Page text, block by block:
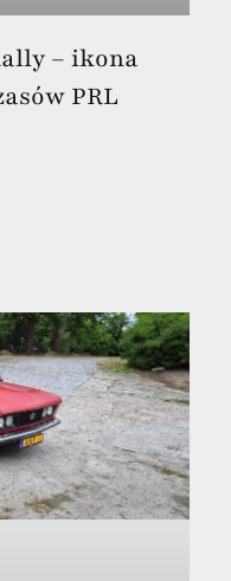
– ikona
PRL